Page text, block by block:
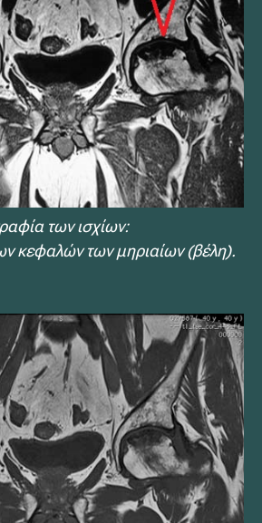
των ισχίων:
κεφαλών των μηριαίων (βέλη).